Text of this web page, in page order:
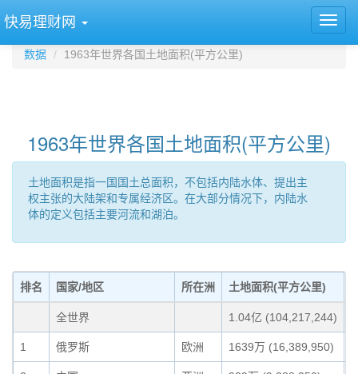
快易理财网
数据 1963年世界各国土地面积(平方公里)
1963年世界各国土地面积(平方公里)
土地面积是指一国国土总面积，不包括内陆水体、提出主
权主张的大陆架和专属经济区。在大部分情况下，内陆水
体的定义包括主要河流和湖泊。
排名 国家/地区 所在洲 土地面积(平方公里)
全世界 1.04亿 (104,217,244)
1 俄罗斯 欧洲 1639万 (16,389,950)